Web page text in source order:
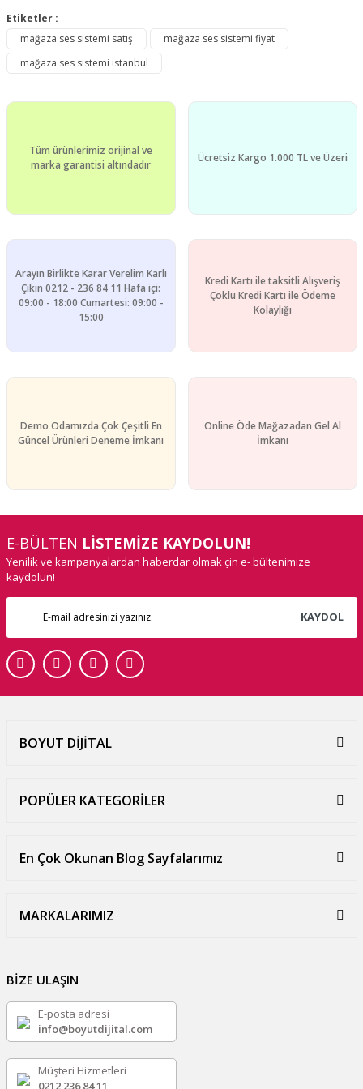
Etiketler :
mağaza ses sistemi satış
mağaza ses sistemi fiyat
mağaza ses sistemi istanbul
Tüm ürünlerimiz orijinal ve
marka garantisi altındadır
Ücretsiz Kargo 1.000 TL ve Üzeri
Arayın Birlikte Karar Verelim Karlı
Çıkın 0212 - 236 84 11 Hafa içi:
09:00 - 18:00 Cumartesi: 09:00 -
15:00
Kredi Kartı ile taksitli Alışveriş
Çoklu Kredi Kartı ile Ödeme
Kolaylığı
Demo Odamızda Çok Çeşitli En
Güncel Ürünleri Deneme İmkanı
Online Öde Mağazadan Gel Al
İmkanı
E-BÜLTEN LİSTEMİZE KAYDOLUN!
Yenilik ve kampanyalardan haberdar olmak çin e- bültenimize
kaydolun!
KAYDOL
BOYUT DİJİTAL
POPÜLER KATEGORİLER
En Çok Okunan Blog Sayfalarımız
MARKALARIMIZ
BİZE ULAŞIN
E-posta adresi
info@boyutdijital.com
Müşteri Hizmetleri
0212 236 84 11